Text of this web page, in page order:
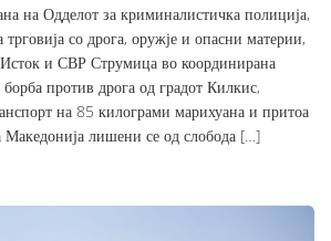
на Одделот за криминалистичка полиција,
трговија со дрога, оружје и опасни материи,
и СВР Струмица во координирана
против дрога од градот Килкис,
на 85 килограми марихуана и притоа
Македонија лишени се од слобода […]